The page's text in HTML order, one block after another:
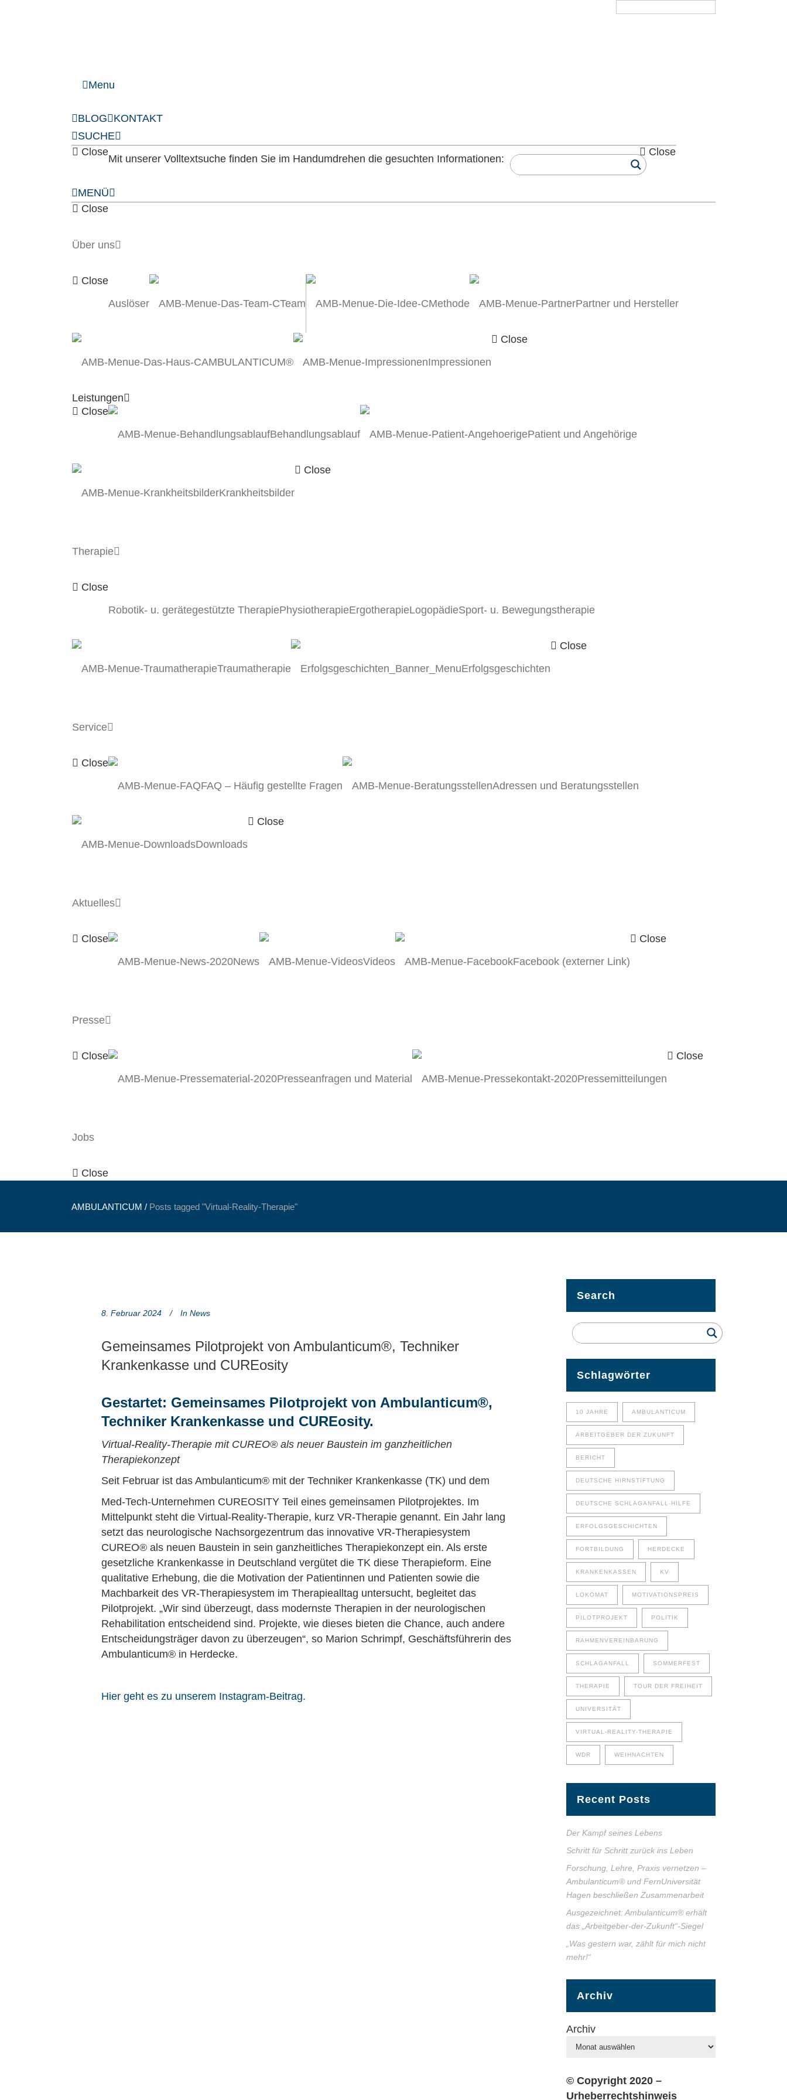
Menu
BLOG
KONTAKT
SUCHE
Close
Mit unserer Volltextsuche finden Sie im Handumdrehen die gesuchten Informationen:
Close
MENÜ
Close
Über uns
Close
Auslöser
Team Methode Partner und Hersteller
AMBULANTICUM® Impressionen
Close
Leistungen
Close
Behandlungsablauf
Patient und Angehörige
Krankheitsbilder
Close
Therapie
Close
Robotik- u. gerätegestützte TherapiePhysiotherapieErgotherapieLogopädieSport- u. Bewegungstherapie
Traumatherapie Erfolgsgeschichten
Close
Service
Close
FAQ – Häufig gestellte Fragen
Adressen und Beratungsstellen
Downloads
Close
Aktuelles
Close
News
Videos Facebook (externer Link)
Close
Presse
Close
Presseanfragen und Material
Pressemitteilungen
Close
Jobs
Close
AMBULANTICUM / Posts tagged "Virtual-Reality-Therapie"
8. Februar 2024 In News
Gemeinsames Pilotprojekt von Ambulanticum®, Techniker
Krankenkasse und CUREosity
Gestartet: Gemeinsames Pilotprojekt von Ambulanticum®,
Techniker Krankenkasse und CUREosity.
Virtual-Reality-Therapie mit CUREO® als neuer Baustein im ganzheitlichen
Therapiekonzept
Seit Februar ist das Ambulanticum® mit der Techniker Krankenkasse (TK) und dem
Med-Tech-Unternehmen CUREOSITY Teil eines gemeinsamen Pilotprojektes. Im
Mittelpunkt steht die Virtual-Reality-Therapie, kurz VR-Therapie genannt. Ein Jahr lang
setzt das neurologische Nachsorgezentrum das innovative VR-Therapiesystem
CUREO® als neuen Baustein in sein ganzheitliches Therapiekonzept ein. Als erste
gesetzliche Krankenkasse in Deutschland vergütet die TK diese Therapieform. Eine
qualitative Erhebung, die die Motivation der Patientinnen und Patienten sowie die
Machbarkeit des VR-Therapiesystem im Therapiealltag untersucht, begleitet das
Pilotprojekt. „Wir sind überzeugt, dass modernste Therapien in der neurologischen
Rehabilitation entscheidend sind. Projekte, wie dieses bieten die Chance, auch andere
Entscheidungsträger davon zu überzeugen“, so Marion Schrimpf, Geschäftsführerin des
Ambulanticum® in Herdecke.
Hier geht es zu unserem Instagram-Beitrag.
Search
Schlagwörter
10 JAHRE AMBULANTICUM
ARBEITGEBER DER ZUKUNFT
BERICHT
DEUTSCHE HIRNSTIFTUNG
DEUTSCHE SCHLAGANFALL-HILFE
ERFOLGSGESCHICHTEN
FORTBILDUNG HERDECKE
KRANKENKASSEN KV
LOKOMAT MOTIVATIONSPREIS
PILOTPROJEKT POLITIK
RAHMENVEREINBARUNG
SCHLAGANFALL SOMMERFEST
THERAPIE TOUR DER FREIHEIT
UNIVERSITÄT
VIRTUAL-REALITY-THERAPIE
WDR WEIHNACHTEN
Recent Posts
Der Kampf seines Lebens
Schritt für Schritt zurück ins Leben
Forschung, Lehre, Praxis vernetzen –
Ambulanticum® und FernUniversität
Hagen beschließen Zusammenarbeit
Ausgezeichnet: Ambulanticum® erhält
das „Arbeitgeber-der-Zukunft“-Siegel
„Was gestern war, zählt für mich nicht
mehr!“
Archiv
Archiv
© Copyright 2020 –
Urheberrechtshinweis